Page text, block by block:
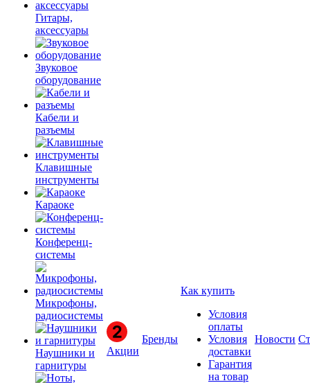
Гитары,
аксессуары
Звуковое
оборудование
Кабели и
разъемы
Клавишные
инструменты
Караоке
Конференц-
системы
Микрофоны,
радиосистемы
Наушники и
гарнитуры
Акции
Бренды
Как купить
Условия
оплаты
Условия
доставки
Гарантия
на товар
Новости